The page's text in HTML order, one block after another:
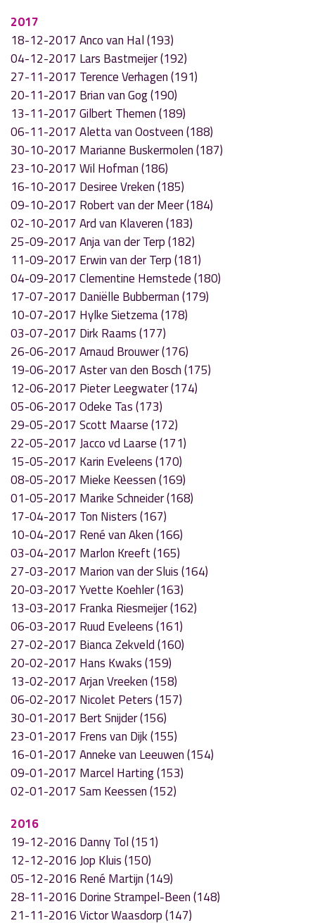
2017
18-12-2017 Anco van Hal (193)
04-12-2017 Lars Bastmeijer (192)
27-11-2017 Terence Verhagen (191)
20-11-2017 Brian van Gog (190)
13-11-2017 Gilbert Themen (189)
06-11-2017 Aletta van Oostveen (188)
30-10-2017 Marianne Buskermolen (187)
23-10-2017 Wil Hofman (186)
16-10-2017 Desiree Vreken (185)
09-10-2017 Robert van der Meer (184)
02-10-2017 Ard van Klaveren (183)
25-09-2017 Anja van der Terp (182)
11-09-2017 Erwin van der Terp (181)
04-09-2017 Clementine Hemstede (180)
17-07-2017 Daniëlle Bubberman (179)
10-07-2017 Hylke Sietzema (178)
03-07-2017 Dirk Raams (177)
26-06-2017 Arnaud Brouwer (176)
19-06-2017 Aster van den Bosch (175)
12-06-2017 Pieter Leegwater (174)
05-06-2017 Odeke Tas (173)
29-05-2017 Scott Maarse (172)
22-05-2017 Jacco vd Laarse (171)
15-05-2017 Karin Eveleens (170)
08-05-2017 Mieke Keessen (169)
01-05-2017 Marike Schneider (168)
17-04-2017 Ton Nisters (167)
10-04-2017 René van Aken (166)
03-04-2017 Marlon Kreeft (165)
27-03-2017 Marion van der Sluis (164)
20-03-2017 Yvette Koehler (163)
13-03-2017 Franka Riesmeijer (162)
06-03-2017 Ruud Eveleens (161)
27-02-2017 Bianca Zekveld (160)
20-02-2017 Hans Kwaks (159)
13-02-2017 Arjan Vreeken (158)
06-02-2017 Nicolet Peters (157)
30-01-2017 Bert Snijder (156)
23-01-2017 Frens van Dijk (155)
16-01-2017 Anneke van Leeuwen (154)
09-01-2017 Marcel Harting (153)
02-01-2017 Sam Keessen (152)
2016
19-12-2016 Danny Tol (151)
12-12-2016 Jop Kluis (150)
05-12-2016 René Martijn (149)
28-11-2016 Dorine Strampel-Been (148)
21-11-2016 Victor Waasdorp (147)